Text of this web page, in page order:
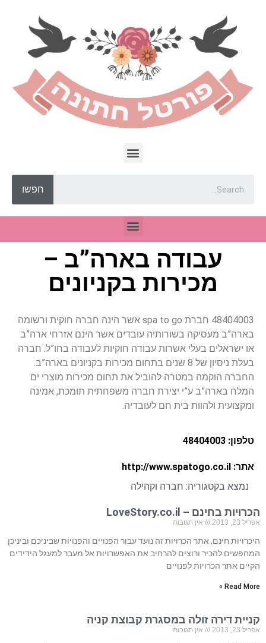
חפשו
עבודה בארה”ב –
מכירות בקניונים
48404003 חברת spa to go אשר הינה חברה חוקית ורשומה
בארה”ב מעסיקה בשורותיה עובדים אשר הינם אזרחי ארה”ב
או ישראלים בעלי אשרות עבודה חוקיות לעבודה בחו”ל. חברה
בעלת ניסיון של 8 שנים בתחום מכירות בקניונים בארה”ב.
החברה הוקמה במטרה להוביל את תחום מכירות מוצרי ים
המלח בארה”ב ע”י יצירת חברה משפחתית תומכת, אמינה
ומקצועית ולהוות בית חם לעובדיה.
טלפון: 48404003
אתר: http://www.spatogo.co.il
נמצא בקטגוריה: חברה וקהילה
הכרויות בחינם – LoveStory.co.il
אפריל 23, 2013 אין תגובות
היכרויות חינם, אתר הכרויות זה נועד עבור הפנויים והפנויות שביניכם וביניכן
המחפשים להכיר ורוצים להרחיב את האפשרויות אל מעבר למעגל הידידים
הקיים אתר הכרויות לפנויים
Read More »
קניית דירה זולה במסגרת קבוצת קניה
אפריל 23, 2013 אין תגובות